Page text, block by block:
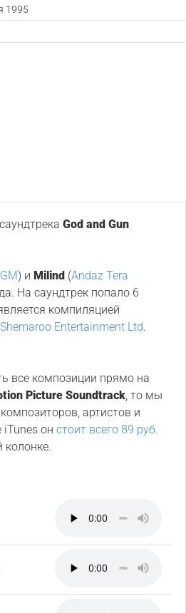
1995
God and Gun
) и Milind (Andaz Tera
На саундтрек попало 6
компиляцией
Shemaroo Entertainment Ltd.
все композиции прямо на
Picture Soundtrack, то мы
артистов и
iTunes онстоит всего 89 руб.